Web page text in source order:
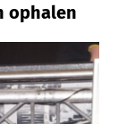
ophalen